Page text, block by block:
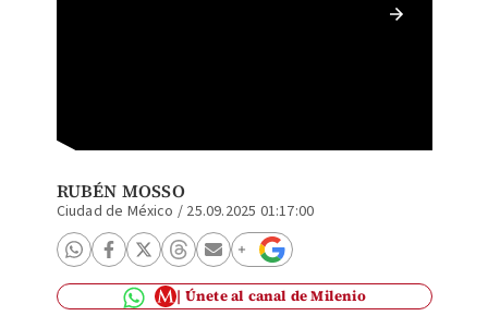
RUBÉN MOSSO
Ciudad de México / 25.09.2025 01:17:00
Únete al canal de Milenio